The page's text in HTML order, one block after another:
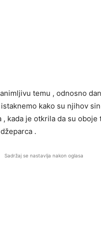
temu , odnosno
kako su njihov
kada je otkrila da su
.
Sadržaj se nastavlja nakon oglasa